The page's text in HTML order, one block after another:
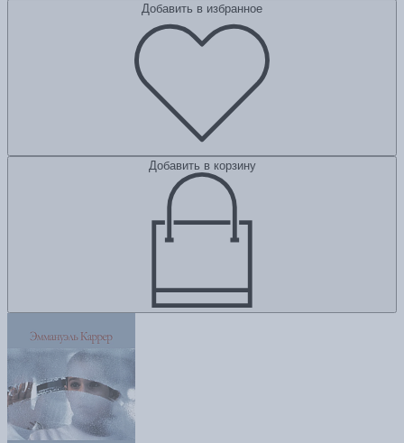
Добавить в избранное
Добавить в корзину